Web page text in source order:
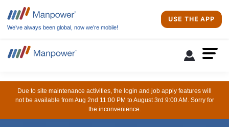
We’ve always been global, now we’re mobile!
USE THE APP
Due to site maintenance activities, the login and job apply features will
not be available from Aug 2nd 11:00 PM to August 3rd 9:00 AM. Sorry for
the inconvenience.